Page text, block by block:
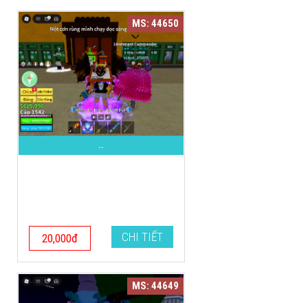
MS: 44650
..
20,000đ CHI TIẾT
MS: 44649